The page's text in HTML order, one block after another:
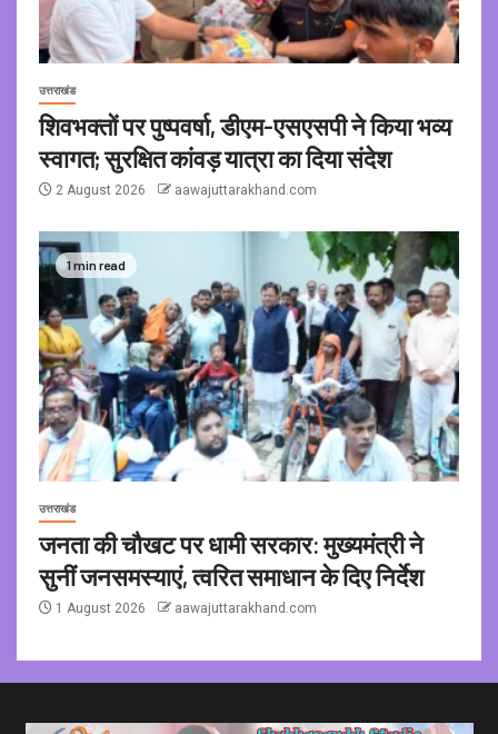
उत्तराखंड
शिवभक्तों पर पुष्पवर्षा, डीएम-एसएसपी ने किया भव्य
स्वागत; सुरक्षित कांवड़ यात्रा का दिया संदेश
2 August 2026 aawajuttarakhand.com
1 min read
उत्तराखंड
जनता की चौखट पर धामी सरकार: मुख्यमंत्री ने
सुनीं जनसमस्याएं, त्वरित समाधान के दिए निर्देश
1 August 2026 aawajuttarakhand.com